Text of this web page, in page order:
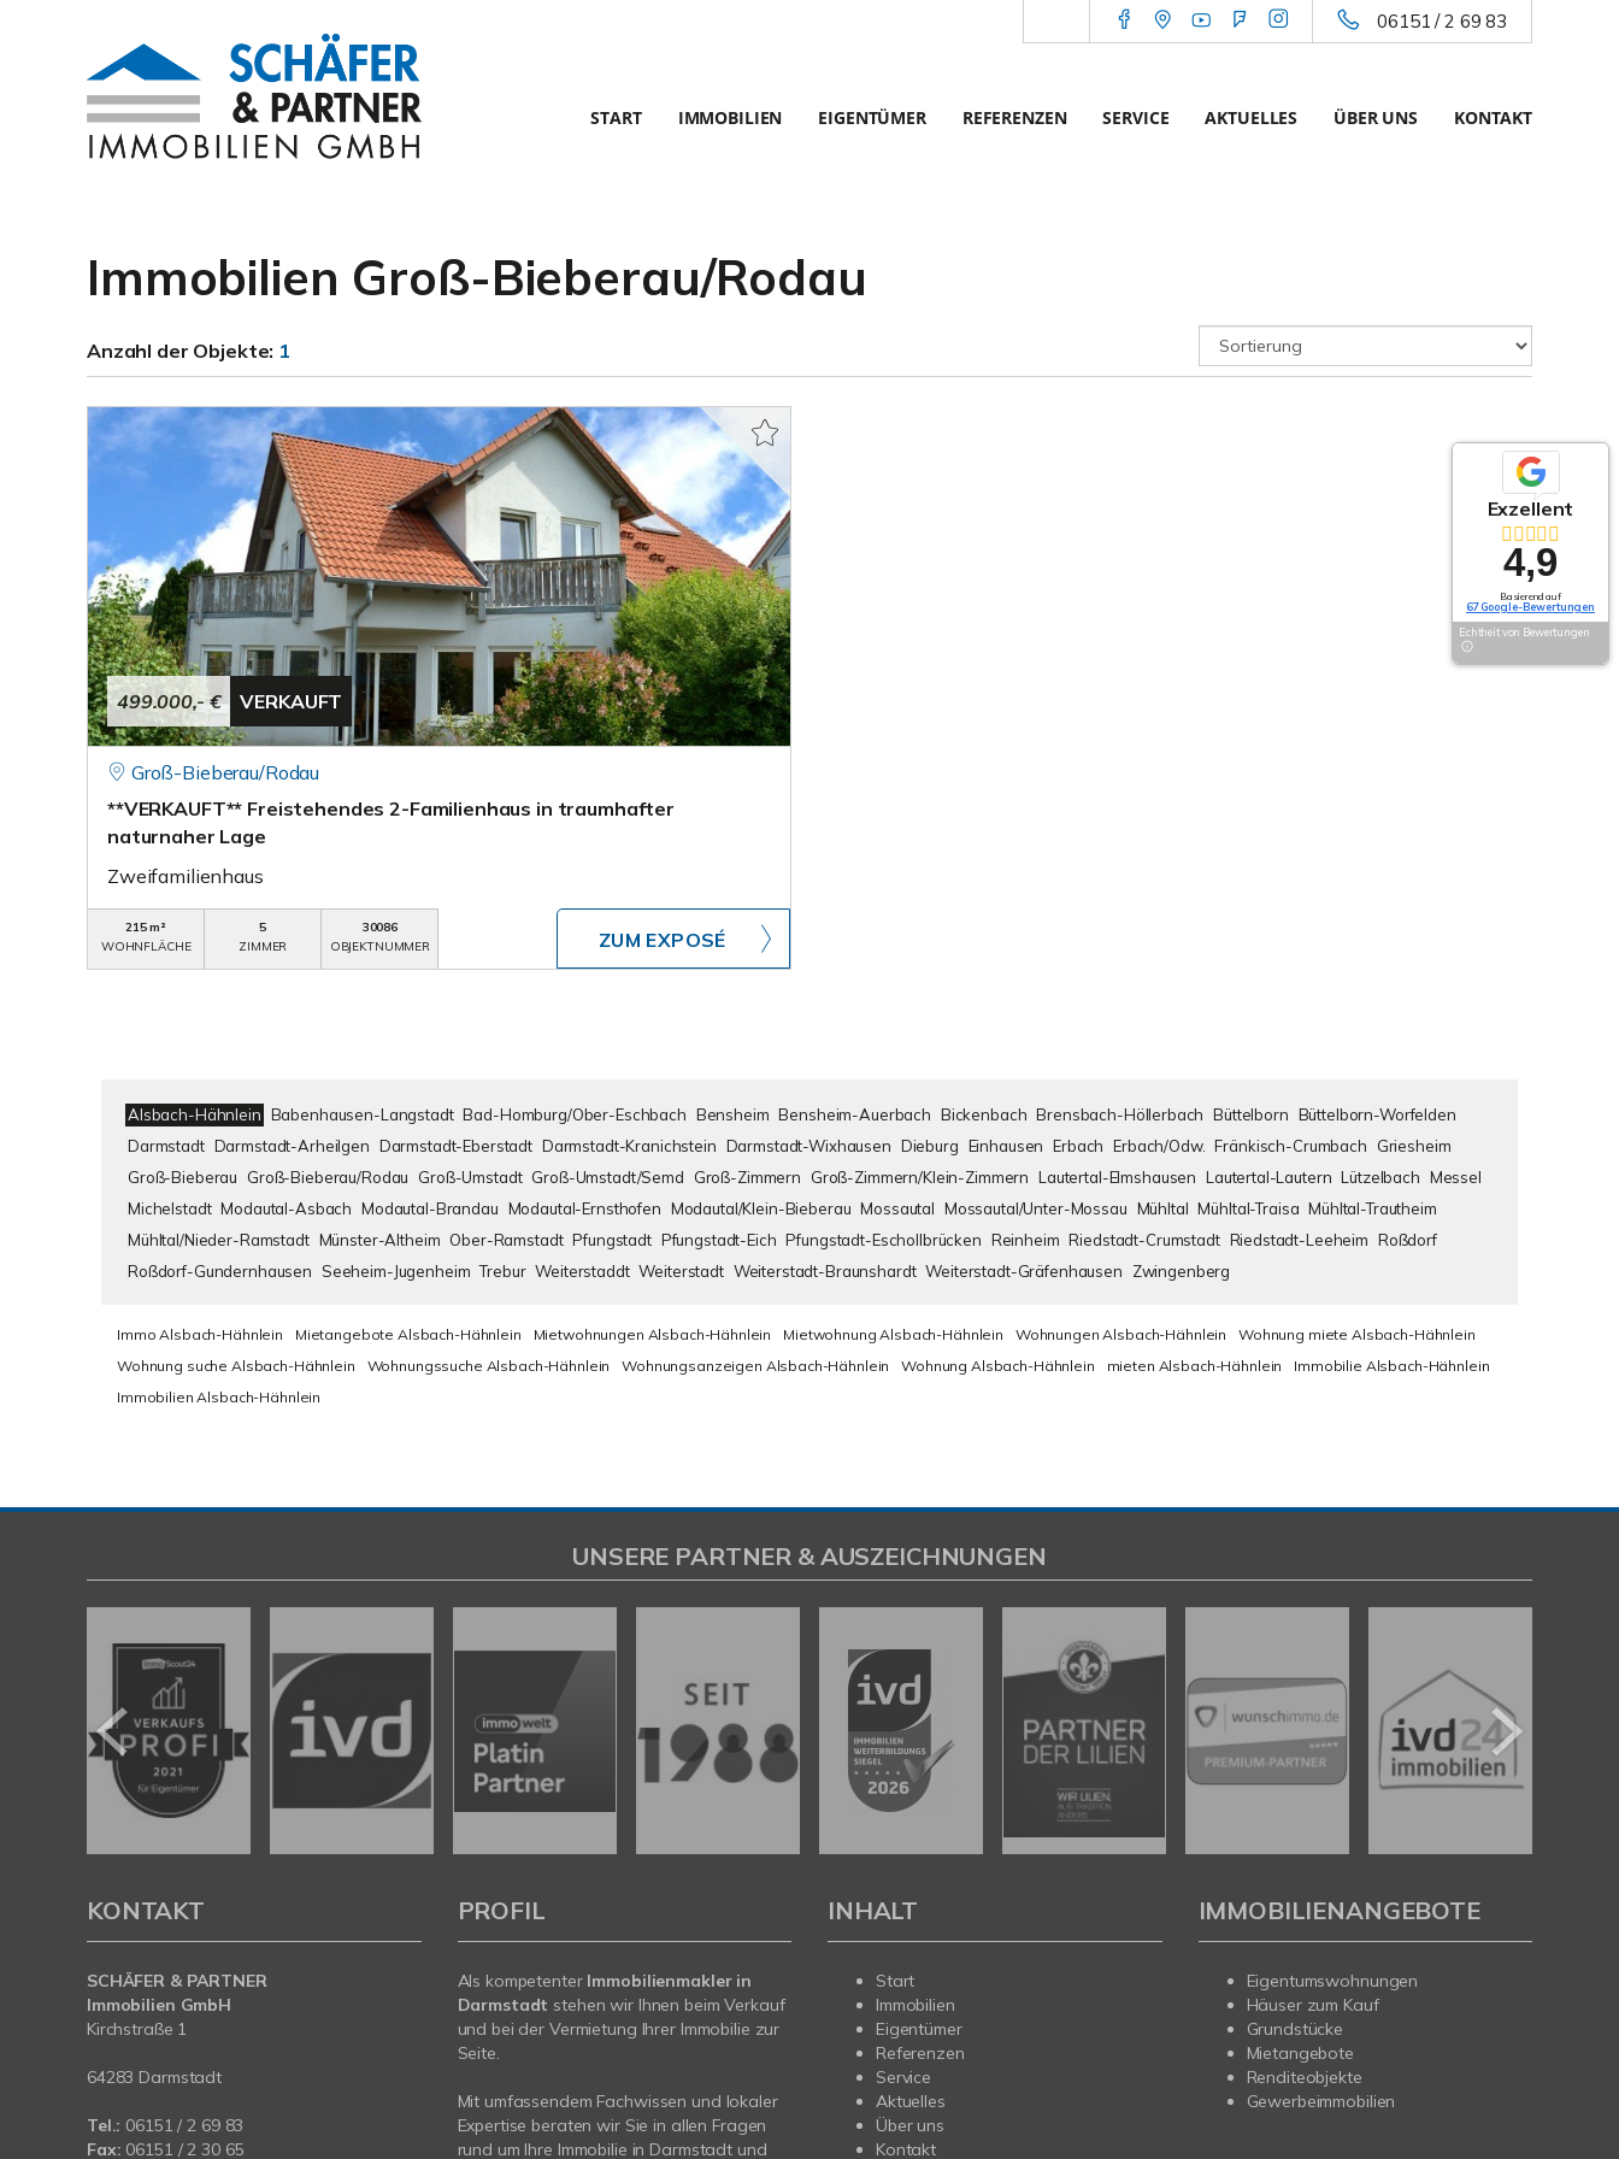
06151 / 2 69 83
START IMMOBILIEN EIGENTÜMER REFERENZEN SERVICE AKTUELLES ÜBER UNS KONTAKT
Immobilien Groß-Bieberau/Rodau
Anzahl der Objekte: 1
499.000,- € VERKAUFT
Groß-Bieberau/Rodau
**VERKAUFT** Freistehendes 2-Familienhaus in traumhafter
naturnaher Lage
Zweifamilienhaus
215 m²
WOHNFLÄCHE
5
ZIMMER
30086
OBJEKTNUMMER
ZUM EXPOSÉ
Alsbach-Hähnlein Babenhausen-Langstadt Bad-Homburg/Ober-Eschbach Bensheim Bensheim-Auerbach Bickenbach Brensbach-Höllerbach Büttelborn Büttelborn-Worfelden
Darmstadt Darmstadt-Arheilgen Darmstadt-Eberstadt Darmstadt-Kranichstein Darmstadt-Wixhausen Dieburg Einhausen Erbach Erbach/Odw. Fränkisch-Crumbach
Griesheim
Groß-Bieberau
Groß-Bieberau/Rodau Groß-Umstadt Groß-Umstadt/Semd Groß-Zimmern Groß-Zimmern/Klein-Zimmern Lautertal-Elmshausen Lautertal-Lautern Lützelbach Messel
Michelstadt Modautal-Asbach Modautal-Brandau Modautal-Ernsthofen Modautal/Klein-Bieberau Mossautal Mossautal/Unter-Mossau Mühltal Mühltal-Traisa Mühltal-Trautheim
Mühltal/Nieder-Ramstadt Münster-Altheim Ober-Ramstadt Pfungstadt Pfungstadt-Eich Pfungstadt-Eschollbrücken Reinheim Riedstadt-Crumstadt Riedstadt-Leeheim Roßdorf
Roßdorf-Gundernhausen Seeheim-Jugenheim Trebur Weiterstaddt Weiterstadt Weiterstadt-Braunshardt Weiterstadt-Gräfenhausen Zwingenberg
Immo Alsbach-Hähnlein Mietangebote Alsbach-Hähnlein Mietwohnungen Alsbach-Hähnlein Mietwohnung Alsbach-Hähnlein Wohnungen Alsbach-Hähnlein
Wohnung miete Alsbach-Hähnlein
Wohnung suche Alsbach-Hähnlein
Wohnungssuche Alsbach-Hähnlein Wohnungsanzeigen Alsbach-Hähnlein Wohnung Alsbach-Hähnlein mieten Alsbach-Hähnlein
Immobilie Alsbach-Hähnlein
Immobilien Alsbach-Hähnlein
Exzellent
4,9
Basierend auf
67 Google-Bewertungen
Echtheit von Bewertungen
UNSERE PARTNER & AUSZEICHNUNGEN
KONTAKT
SCHÄFER & PARTNER
Immobilien GmbH
Kirchstraße 1
64283 Darmstadt
Tel.: 06151 / 2 69 83
Fax: 06151 / 2 30 65
PROFIL
Als kompetenter Immobilienmakler in
Darmstadt stehen wir Ihnen beim Verkauf
und bei der Vermietung Ihrer Immobilie zur
Seite.
Mit umfassendem Fachwissen und lokaler
Expertise beraten wir Sie in allen Fragen
rund um Ihre Immobilie in Darmstadt und
INHALT
Start
Immobilien
Eigentümer
Referenzen
Service
Aktuelles
Über uns
Kontakt
IMMOBILIENANGEBOTE
Eigentumswohnungen
Häuser zum Kauf
Grundstücke
Mietangebote
Renditeobjekte
Gewerbeimmobilien